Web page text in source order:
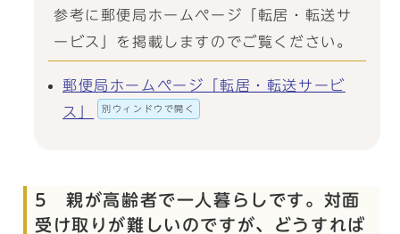
参考に郵便局ホームページ「転居・転送サ
ービス」を掲載しますのでご覧ください。
郵便局ホームページ「転居・転送サービ
ス」
別ウィンドウで開く
5 親が高齢者で一人暮らしです。対面
受け取りが難しいのですが、どうすれば